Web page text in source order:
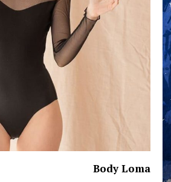
Body Loma